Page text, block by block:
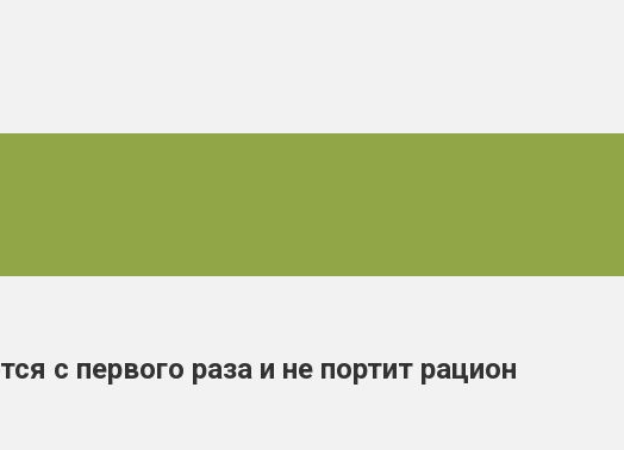
с первого раза и не портит рацион